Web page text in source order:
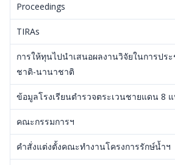
Proceedings
TIRAs
การให้ทุนไปนำเสนอผลงานวิจัยในการปร
ชาติ-นานาชาติ
ข้อมูลโรงเรียนตำรวจตระเวนชายแดน 8 แ
คณะกรรมการฯ
คำสั่งแต่งตั้งคณะทำงานโครงการรักษ์น้ำฯ